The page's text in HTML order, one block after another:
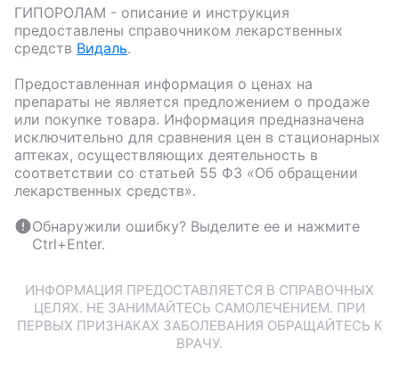
ГИПОРОЛАМ - описание и инструкция
предоставлены справочником лекарственных
средств Видаль.
Предоставленная информация о ценах на
препараты не является предложением о продаже
или покупке товара. Информация предназначена
исключительно для сравнения цен в стационарных
аптеках, осуществляющих деятельность в
соответствии со статьей 55 ФЗ «Об обращении
лекарственных средств».
Обнаружили ошибку? Выделите ее и нажмите
Ctrl+Enter.
ИНФОРМАЦИЯ ПРЕДОСТАВЛЯЕТСЯ В СПРАВОЧНЫХ
ЦЕЛЯХ. НЕ ЗАНИМАЙТЕСЬ САМОЛЕЧЕНИЕМ. ПРИ
ПЕРВЫХ ПРИЗНАКАХ ЗАБОЛЕВАНИЯ ОБРАЩАЙТЕСЬ К
ВРАЧУ.